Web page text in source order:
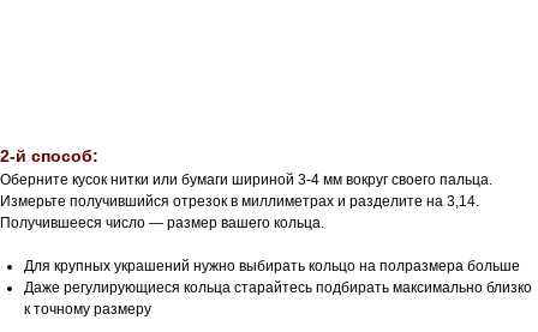
2-й способ:
Оберните кусок нитки или бумаги шириной 3-4 мм вокруг своего пальца.
Измерьте получившийся отрезок в миллиметрах и разделите на 3,14.
Получившееся число — размер вашего кольца.
Для крупных украшений нужно выбирать кольцо на полразмера больше
Даже регулирующиеся кольца старайтесь подбирать максимально близко
к точному размеру